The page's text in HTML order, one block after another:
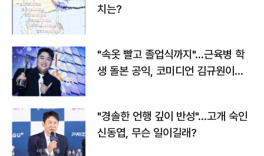
치는?
"속옷 빨고 졸업식까지"…근육병 학
생 돌본 공익, 코미디언 김규원이었
"경솔한 언행 깊이 반성"…고개 숙인
신동엽, 무슨 일이길래?